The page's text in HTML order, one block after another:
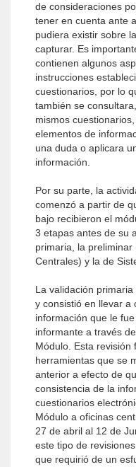
de consideraciones
tener en cuenta ante
pudiera existir sobre
capturar. Es
contienen algunos
instrucciones
cuestionarios, por lo
también se
mismos
elementos de
una duda o aplicara
información.
Por su parte, la
comenzó a partir de
bajo recibieron el
3 etapas antes de su
primaria, la
Centrales) y la de
La validación
y consistió en llevar a
información que le
informante a través
Módulo. Esta revisión
herramientas que se
anterior a efecto de
consistencia de la
cuestionarios
Módulo a oficinas
27 de abril al 12 de
este tipo de
que requirió de un